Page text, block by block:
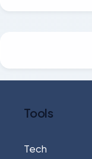
Tools
Tech